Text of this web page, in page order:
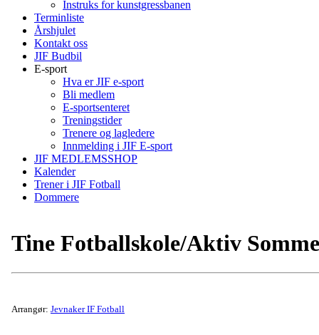
Instruks for kunstgressbanen
Terminliste
Årshjulet
Kontakt oss
JIF Budbil
E-sport
Hva er JIF e-sport
Bli medlem
E-sportsenteret
Treningstider
Trenere og lagledere
Innmelding i JIF E-sport
JIF MEDLEMSSHOP
Kalender
Trener i JIF Fotball
Dommere
Tine Fotballskole/Aktiv
Arrangør: Jevnaker IF Fotball